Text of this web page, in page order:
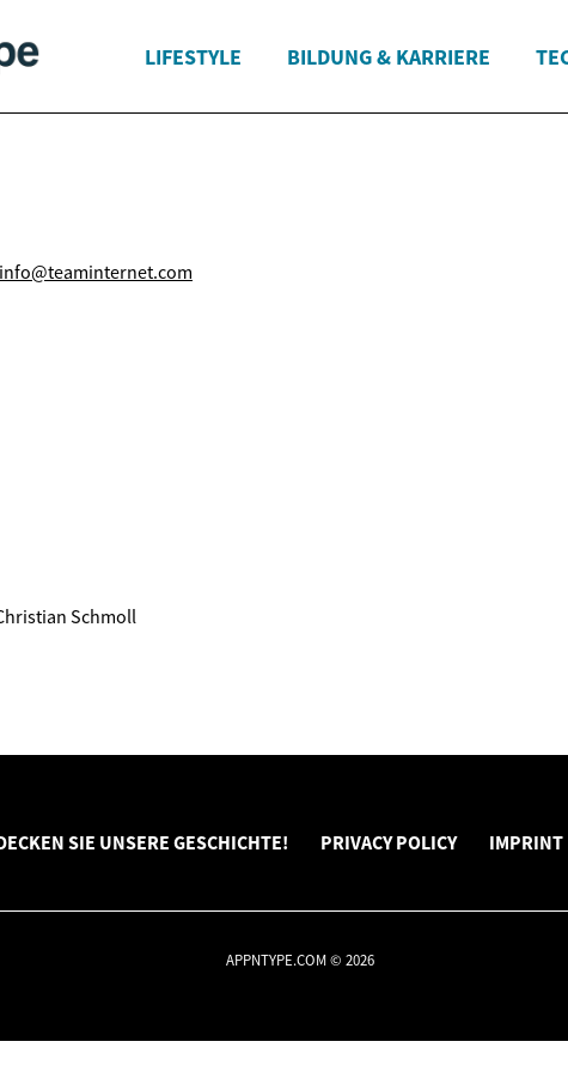
LIFESTYLE BILDUNG & KARRIERE
info@teaminternet.com
Schmoll
SIE UNSERE GESCHICHTE! PRIVACY POLICY IMPRINT
APPNTYPE.COM © 2026